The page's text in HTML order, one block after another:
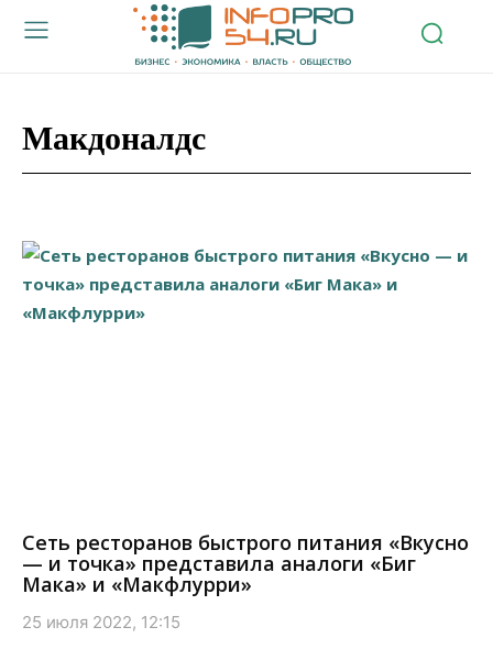
Макдоналдс
Сеть ресторанов быстрого питания «Вкусно
— и точка» представила аналоги «Биг
Мака» и «Макфлурри»
25 июля 2022, 12:15